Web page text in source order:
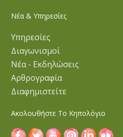
Νέα & Υπηρεσίες
Υπηρεσίες
Διαγωνισμοί
Νέα - Εκδηλώσεις
Αρθρογραφία
Διαφημιστείτε
Ακολουθήστε Το Κηπολόγιο